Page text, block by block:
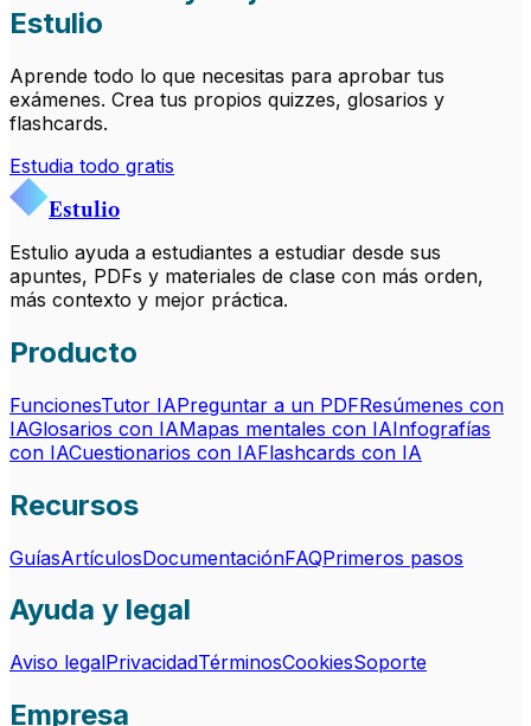
Estulio
Aprende todo lo que necesitas para aprobar tus
exámenes. Crea tus propios quizzes, glosarios y
flashcards.
Estudia todo gratis
Estulio
Estulio ayuda a estudiantes a estudiar desde sus
apuntes, PDFs y materiales de clase con más orden,
más contexto y mejor práctica.
Producto
FuncionesTutor IAPreguntar a un PDFResúmenes con
IAGlosarios con IAMapas mentales con IAInfografías
con IACuestionarios con IAFlashcards con IA
Recursos
GuíasArtículosDocumentaciónFAQPrimeros pasos
Ayuda y legal
Aviso legalPrivacidadTérminosCookiesSoporte
Empresa